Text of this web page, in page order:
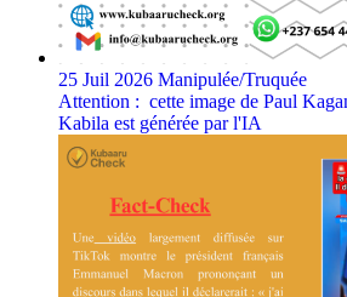
25 Juil 2026 Manipulée/Truquée
Attention : cette image de Paul
Kabila est générée par l'IA